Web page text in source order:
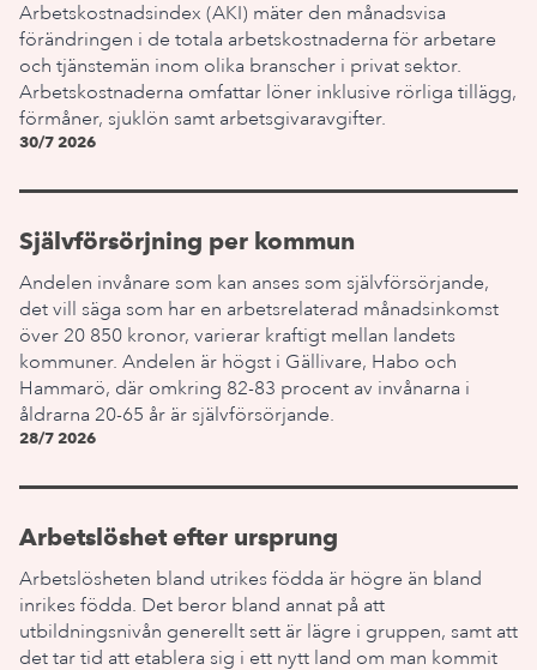
Arbetskostnadsindex (AKI) mäter den månadsvisa
förändringen i de totala arbetskostnaderna för arbetare
och tjänstemän inom olika branscher i privat sektor.
Arbetskostnaderna omfattar löner inklusive rörliga tillägg,
förmåner, sjuklön samt arbetsgivaravgifter.
30/7 2026
Självförsörjning per kommun
Andelen invånare som kan anses som självförsörjande,
det vill säga som har en arbetsrelaterad månadsinkomst
över 20 850 kronor, varierar kraftigt mellan landets
kommuner. Andelen är högst i Gällivare, Habo och
Hammarö, där omkring 82-83 procent av invånarna i
åldrarna 20-65 år är självförsörjande.
28/7 2026
Arbetslöshet efter ursprung
Arbetslösheten bland utrikes födda är högre än bland
inrikes födda. Det beror bland annat på att
utbildningsnivån generellt sett är lägre i gruppen, samt att
det tar tid att etablera sig i ett nytt land om man kommit